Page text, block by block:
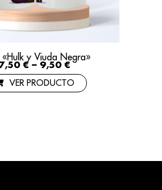
«Hulk y Viuda Negra»
€ – 9,50€
VER PRODUCTO